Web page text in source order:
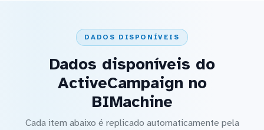
DADOS DISPONÍVEIS
Dados disponíveis do
ActiveCampaign no
BIMachine
Cada item abaixo é replicado automaticamente pela